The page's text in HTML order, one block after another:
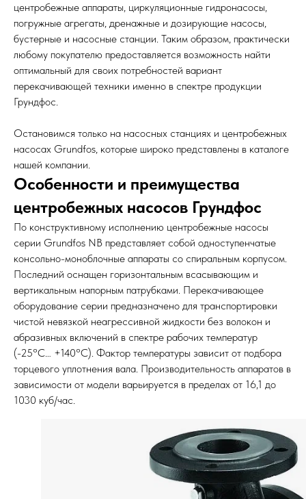
центробежные аппараты, циркуляционные гидронасосы,
погружные агрегаты, дренажные и дозирующие насосы,
бустерные и насосные станции. Таким образом, практически
любому покупателю предоставляется возможность найти
оптимальный для своих потребностей вариант
перекачивающей техники именно в спектре продукции
Грундфос.
Остановимся только на насосных станциях и центробежных
насосах Grundfos, которые широко представлены в каталоге
нашей компании.
Особенности и преимущества
центробежных насосов Грундфос
По конструктивному исполнению центробежные насосы
серии Grundfos NB представляет собой одноступенчатые
консольно-моноблочные аппараты со спиральным корпусом.
Последний оснащен горизонтальным всасывающим и
вертикальным напорным патрубками. Перекачивающее
оборудование серии предназначено для транспортировки
чистой невязкой неагрессивной жидкости без волокон и
абразивных включений в спектре рабочих температур
(-25°C… +140°C). Фактор температуры зависит от подбора
торцевого уплотнения вала. Производительность аппаратов в
зависимости от модели варьируется в пределах от 16,1 до
1030 куб/час.